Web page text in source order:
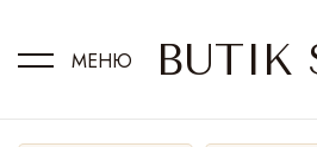
МЕНЮ BUTIK